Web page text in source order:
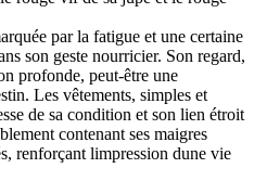
par la fatigue et une certaine
son geste nourricier. Son regard,
profonde, peut-être une
Les vêtements, simples et
de sa condition et son lien étroit
contenant ses maigres
renforçant limpression dune vie